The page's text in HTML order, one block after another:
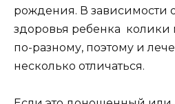
рождения. В зависимости
здоровья ребенка колики
по-разному, поэтому и
несколько отличаться.